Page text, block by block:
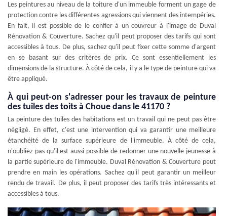
Les peintures au niveau de la toiture d'un immeuble forment un gage de
protection contre les différentes agressions qui viennent des intempéries.
En fait, il est possible de le confier à un couvreur à l'image de Duval
Rénovation & Couverture. Sachez qu'il peut proposer des tarifs qui sont
accessibles à tous. De plus, sachez qu'il peut fixer cette somme d'argent
en se basant sur des critères de prix. Ce sont essentiellement les
dimensions de la structure. À côté de cela, il y a le type de peinture qui va
être appliqué.
À qui peut-on s'adresser pour les travaux de peinture
des tuiles des toits à Choue dans le 41170 ?
La peinture des tuiles des habitations est un travail qui ne peut pas être
négligé. En effet, c'est une intervention qui va garantir une meilleure
étanchéité de la surface supérieure de l'immeuble. À côté de cela,
n'oubliez pas qu'il est aussi possible de redonner une nouvelle jeunesse à
la partie supérieure de l'immeuble. Duval Rénovation & Couverture peut
prendre en main les opérations. Sachez qu'il peut garantir un meilleur
rendu de travail. De plus, il peut proposer des tarifs très intéressants et
accessibles à tous.